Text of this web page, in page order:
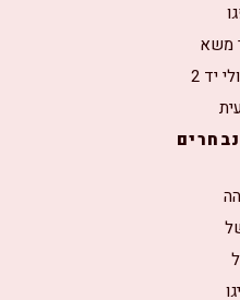
משא
יד 2